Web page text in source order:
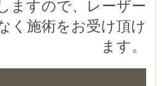
ますので、レーザー
く施術をお受け頂け
ます。